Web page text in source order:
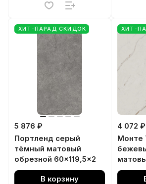
ХИТ-ПАРАД СКИДОК
5 876 ₽
Портленд серый
тёмный матовый
обрезной 60x119,5x2
В корзину
ХИТ-
4 072 ₽
Монте